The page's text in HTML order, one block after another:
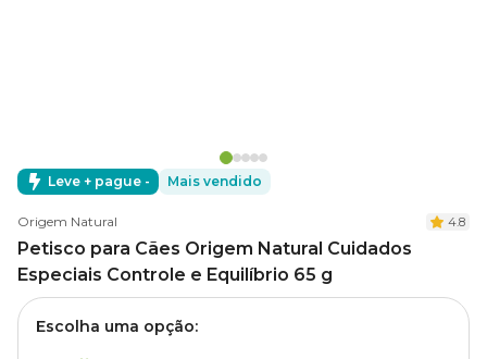
Leve + pague - Mais vendido
Origem Natural 4.8
Petisco para Cães Origem Natural Cuidados
Especiais Controle e Equilíbrio 65 g
Escolha uma opção: